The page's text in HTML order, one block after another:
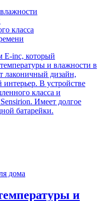
класса
E-inc, который
и влажности в
лаконичный дизайн,
В устройстве
класса и
Имеет долгое
батарейки.
дома
и